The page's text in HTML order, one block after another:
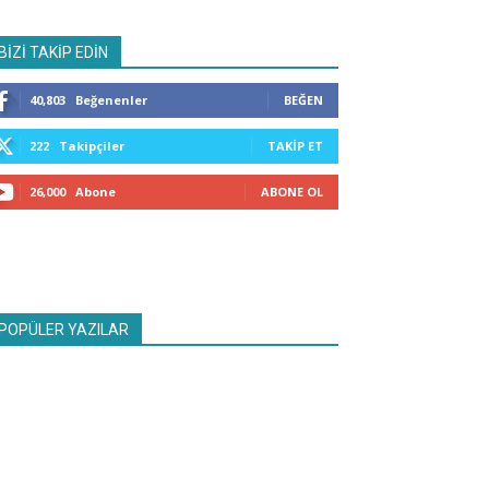
TAKİP EDİN
40,803 Beğenenler BEĞEN
222 Takipçiler TAKIP ET
26,000 Abone ABONE OL
YAZILAR